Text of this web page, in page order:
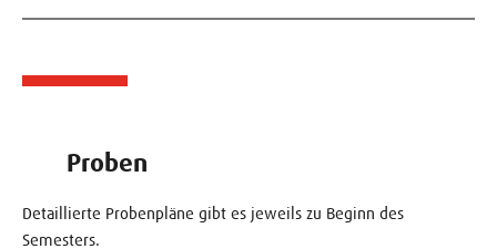
Proben
Detaillierte Probenpläne gibt es jeweils zu Beginn des
Semesters.